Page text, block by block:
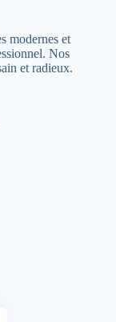
modernes et
Nos
et radieux.